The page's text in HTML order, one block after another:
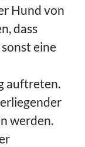
Hund von
dass
eine
auftreten.
werden.